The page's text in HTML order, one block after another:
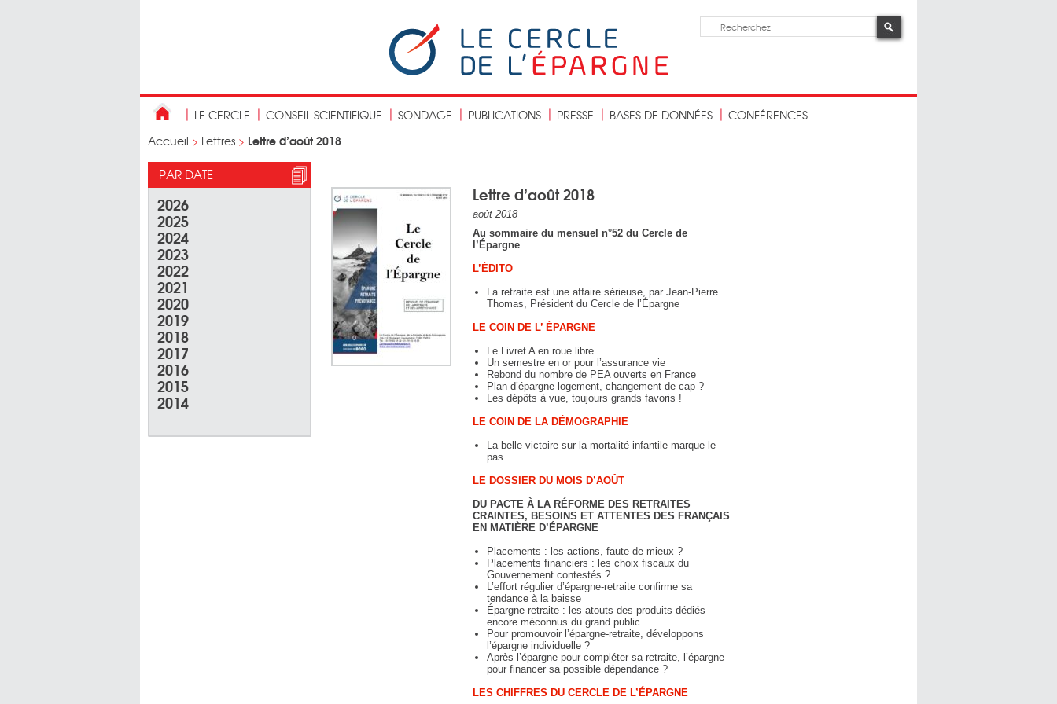
LE CERCLE CONSEIL SCIENTIFIQUE SONDAGE PUBLICATIONS PRESSE BASES DE DONNÉES
CONFÉRENCES
Accueil > Lettres > Lettre d’août 2018
PAR DATE
2026
2025
2024
2023
2022
2021
2020
2019
2018
2017
2016
2015
2014
Lettre d’août 2018
août 2018
Au sommaire du mensuel n°52 du Cercle de
l’Épargne
L’ÉDITO
La retraite est une affaire sérieuse, par Jean-Pierre
Thomas, Président du Cercle de l’Épargne
LE COIN DE L’ ÉPARGNE
Le Livret A en roue libre
Un semestre en or pour l’assurance vie
Rebond du nombre de PEA ouverts en France
Plan d’épargne logement, changement de cap ?
Les dépôts à vue, toujours grands favoris !
LE COIN DE LA DÉMOGRAPHIE
La belle victoire sur la mortalité infantile marque le
pas
LE DOSSIER DU MOIS D’AOÛT
DU PACTE À LA RÉFORME DES RETRAITES
CRAINTES, BESOINS ET ATTENTES DES FRANÇAIS
EN MATIÈRE D’ÉPARGNE
Placements : les actions, faute de mieux ?
Placements financiers : les choix fiscaux du
Gouvernement contestés ?
L’effort régulier d’épargne-retraite confirme sa
tendance à la baisse
Épargne-retraite : les atouts des produits dédiés
encore méconnus du grand public
Pour promouvoir l’épargne-retraite, développons
l’épargne individuelle ?
Après l’épargne pour compléter sa retraite, l’épargne
pour financer sa possible dépendance ?
LES CHIFFRES DU CERCLE DE L’ÉPARGNE